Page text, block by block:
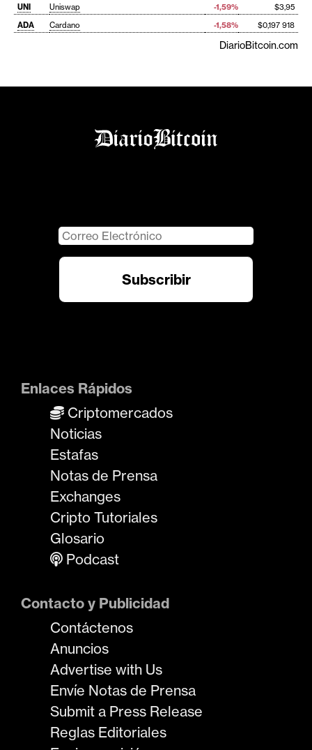
UNI
Uniswap -1,59%
$3,95
ADA
Cardano -1,58% $0,197 918
DiarioBitcoin.com
Enlaces Rápidos
Criptomercados
Noticias
Estafas
Notas de Prensa
Exchanges
Cripto Tutoriales
Glosario
Podcast
Contacto y Publicidad
Contáctenos
Anuncios
Advertise with Us
Envíe Notas de Prensa
Submit a Press Release
Reglas Editoriales